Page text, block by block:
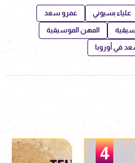
علياء بسيوني عمرو سعد
المهن الموسيقية
في أوروبا
5